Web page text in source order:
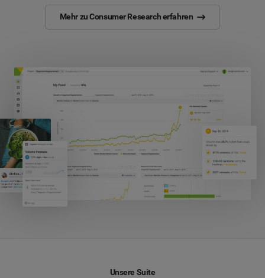
Mehr zu Consumer Research erfahren
Unsere Suite